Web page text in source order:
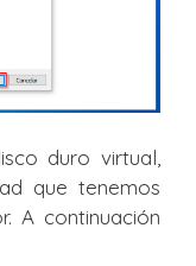
duro virtual,
que tenemos
A continuación